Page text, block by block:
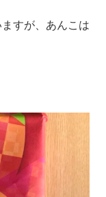
すが、あんこは